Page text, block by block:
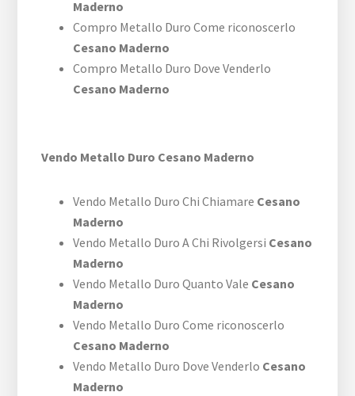
Maderno
Compro Metallo Duro Come riconoscerlo
Cesano Maderno
Compro Metallo Duro Dove Venderlo
Cesano Maderno
Vendo Metallo Duro Cesano Maderno
Vendo Metallo Duro Chi Chiamare Cesano
Maderno
Vendo Metallo Duro A Chi Rivolgersi Cesano
Maderno
Vendo Metallo Duro Quanto Vale Cesano
Maderno
Vendo Metallo Duro Come riconoscerlo
Cesano Maderno
Vendo Metallo Duro Dove Venderlo Cesano
Maderno